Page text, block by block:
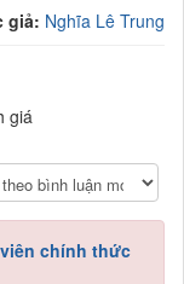
giả: Nghĩa Lê Trung
giá
chính thức